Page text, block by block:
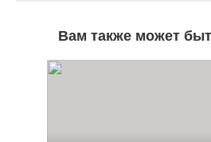
Вам также может